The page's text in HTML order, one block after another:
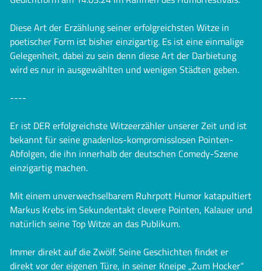
Diese Art der Erzählung seiner erfolgreichsten Witze in
poetischer Form ist bisher einzigartig. Es ist eine einmalige
Gelegenheit, dabei zu sein denn diese Art der Darbietung
wird es nur in ausgewählten und wenigen Städten geben.
----
Er ist DER erfolgreichste Witzeerzähler unserer Zeit und ist
bekannt für seine gnadenlos-kompromisslosen Pointen-
Abfolgen, die ihn innerhalb der deutschen Comedy-Szene
einzigartig machen.
Mit einem unverwechselbarem Ruhrpott Humor katapultiert
Markus Krebs im Sekundentakt clevere Pointen, Kalauer und
natürlich seine Top Witze an das Publikum.
Immer direkt auf die Zwölf. Seine Geschichten findet er
direkt vor der eigenen Türe, in seiner Kneipe „Zum Hocker“